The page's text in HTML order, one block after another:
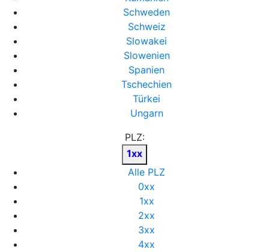
Schweden
Schweiz
Slowakei
Slowenien
Spanien
Tschechien
Türkei
Ungarn
PLZ:
1xx
Alle PLZ
0xx
1xx
2xx
3xx
4xx